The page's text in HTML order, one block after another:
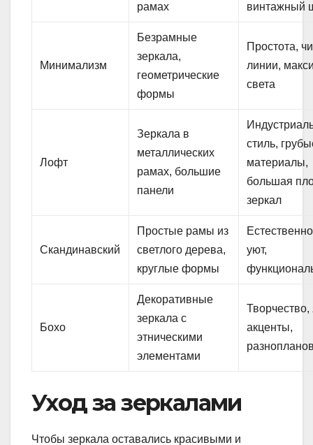
рамах
винтажный
Минимализм
Безрамные
зеркала,
геометрические
формы
Простота,
линии,
света
Лофт
Зеркала в
металлических
рамах, большие
панели
стиль,
материалы,
большая
зеркал
Скандинавский
Простые рамы из
светлого дерева,
круглые формы
уют,
Бохо
Декоративные
зеркала с
этническими
элементами
Творчество,
акценты,
Уход за зеркалами
Чтобы зеркала оставались красивыми и